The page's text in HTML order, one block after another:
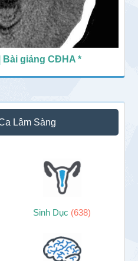
Bài giảng CĐHA *
Lâm Sàng
Sinh Dục (638)